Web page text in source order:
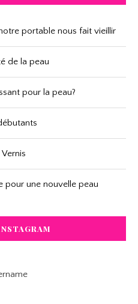
portable nous fait vieillir
de la peau
pour la peau?
pour une nouvelle peau